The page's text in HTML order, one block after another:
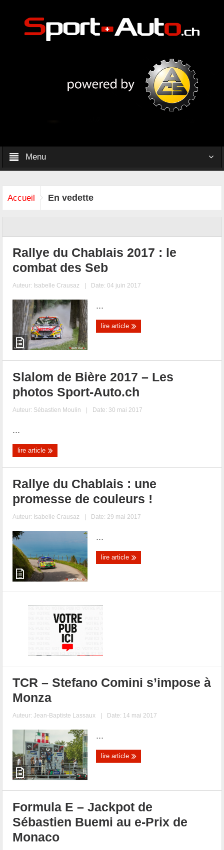
Menu
Accueil En vedette
Rallye du Chablais 2017 : le
combat des Seb
Auteur: Isabelle Crausaz | Date: 04 juin 2017
...
lire article
Slalom de Bière 2017 – Les
photos Sport-Auto.ch
Auteur: Sébastien Moulin | Date: 30 mai 2017
...
lire article
Rallye du Chablais : une
promesse de couleurs !
Auteur: Isabelle Crausaz | Date: 29 mai 2017
...
lire article
TCR – Stefano Comini s’impose à
Monza
Auteur:Jean-Baptiste Lassaux | Date: 14 mai 2017
...
lire article
Formula E – Jackpot de
Sébastien Buemi au e-Prix de
Monaco